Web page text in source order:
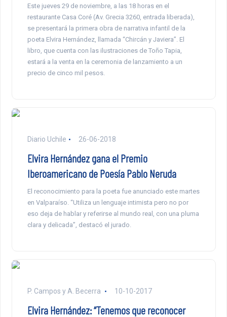
Este jueves 29 de noviembre, a las 18 horas en el
restaurante Casa Coré (Av. Grecia 3260, entrada liberada),
se presentará la primera obra de narrativa infantil de la
poeta Elvira Hernández, llamada “Chircán y Javiera”. El
libro, que cuenta con las ilustraciones de Toño Tapia,
estará a la venta en la ceremonia de lanzamiento a un
precio de cinco mil pesos.
Diario Uchile 26-06-2018
Elvira Hernández gana el Premio
Iberoamericano de Poesía Pablo Neruda
El reconocimiento para la poeta fue anunciado este martes
en Valparaíso. “Utiliza un lenguaje intimista pero no por
eso deja de hablar y referirse al mundo real, con una pluma
clara y delicada”, destacó el jurado.
P. Campos y A. Becerra 10-10-2017
Elvira Hernández: “Tenemos que reconocer